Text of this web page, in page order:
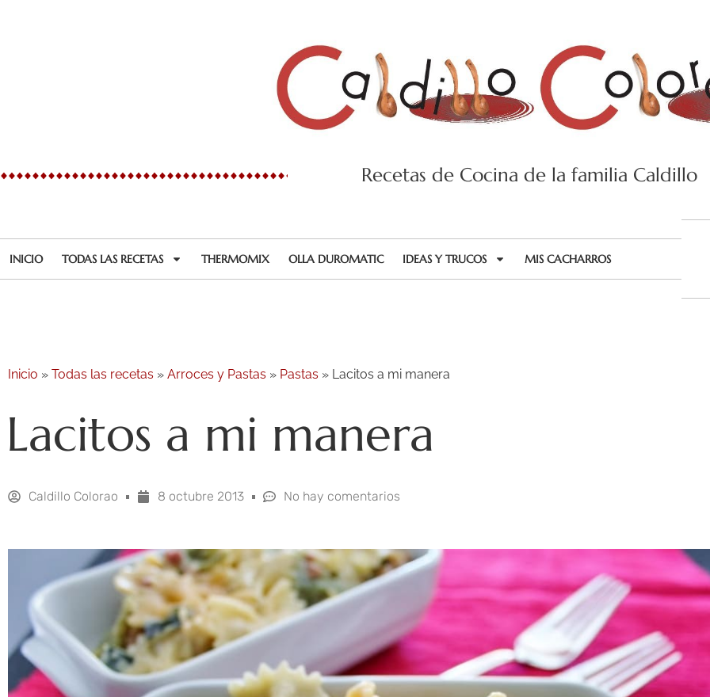
Recetas de Cocina de la familia Caldillo
INICIO TODAS LAS RECETAS THERMOMIX OLLA DUROMATIC IDEAS Y TRUCOS MIS CACHARROS
Inicio » Todas las recetas » Arroces y Pastas » Pastas » Lacitos a mi manera
Lacitos a mi manera
Caldillo Colorao 8 octubre 2013 No hay comentarios